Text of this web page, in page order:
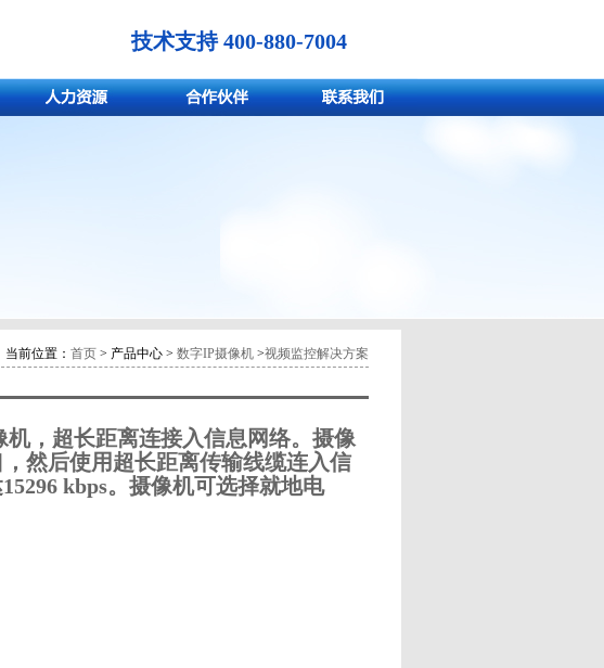
技术支持 400-880-7004
当前位置： 首页 > 产品中心 > 数字IP摄像机 >视频监控解决方案
，超长距离连接入信息网络。摄像
然后使用超长距离传输线缆连入信
kbps。摄像机可选择就地电